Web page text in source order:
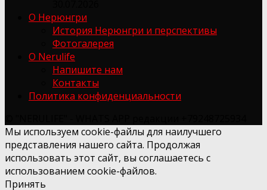
О Нерюнгри
История Нерюнгри и перспективы
Фотогалерея
О Nerulife
Напишите нам
Контакты
Политика конфиденциальности
Мы используем cookie-файлы для наилучшего
представления нашего сайта. Продолжая
использовать этот сайт, вы соглашаетесь с
использованием cookie-файлов.
Принять